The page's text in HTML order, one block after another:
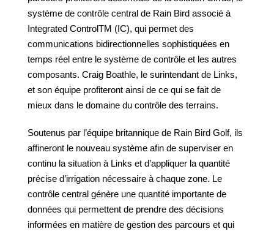
système de contrôle central de Rain Bird associé à
Integrated ControlTM (IC), qui permet des
communications bidirectionnelles sophistiquées en
temps réel entre le système de contrôle et les autres
composants. Craig Boathle, le surintendant de Links,
et son équipe profiteront ainsi de ce qui se fait de
mieux dans le domaine du contrôle des terrains.
Soutenus par l’équipe britannique de Rain Bird Golf, ils
affineront le nouveau système afin de superviser en
continu la situation à Links et d’appliquer la quantité
précise d’irrigation nécessaire à chaque zone. Le
contrôle central génère une quantité importante de
données qui permettent de prendre des décisions
informées en matière de gestion des parcours et qui